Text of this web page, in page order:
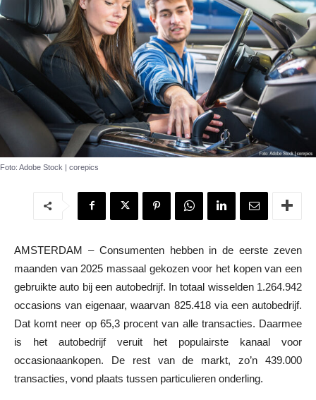
Foto: Adobe Stock | corepics
AMSTERDAM – Consumenten hebben in de eerste zeven
maanden van 2025 massaal gekozen voor het kopen van een
gebruikte auto bij een autobedrijf. In totaal wisselden 1.264.942
occasions van eigenaar, waarvan 825.418 via een autobedrijf.
Dat komt neer op 65,3 procent van alle transacties. Daarmee
is het autobedrijf veruit het populairste kanaal voor
occasionaankopen. De rest van de markt, zo’n 439.000
transacties, vond plaats tussen particulieren onderling.